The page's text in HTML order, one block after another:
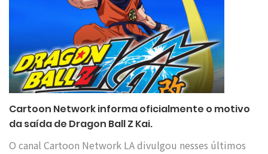
Cartoon Network informa oficialmente o motivo
da saída de Dragon Ball Z Kai.
O canal Cartoon Network LA divulgou nesses últimos